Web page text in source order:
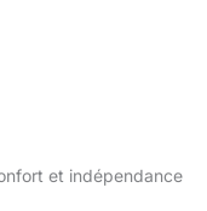
et indépendance